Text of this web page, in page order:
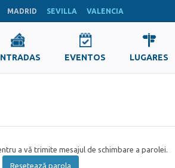
MADRID SEVILLA VALENCIA
EVENTOS LUGARES
a vă trimite mesajul de schimbare a parolei.
Resetează parola